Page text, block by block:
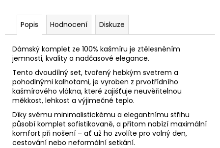
Popis Hodnocení Diskuze
Dámský komplet ze 100% kašmíru je ztělesněním
jemnosti, kvality a nadčasové elegance.
Tento dvoudílný set, tvořený hebkým svetrem a
pohodlnými kalhotami, je vyroben z prvotřídního
kašmírového vlákna, které zajišťuje neuvěřitelnou
měkkost, lehkost a výjimečné teplo.
Díky svému minimalistickému a elegantnímu střihu
působí komplet sofistikovaně, a přitom nabízí maximální
komfort při nošení – ať už ho zvolíte pro volný den,
cestování nebo neformální setkání.